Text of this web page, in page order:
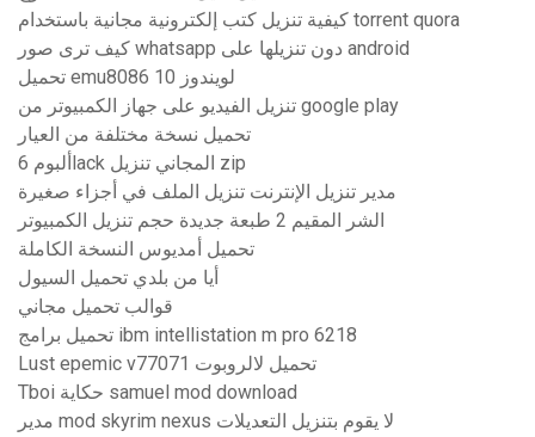
كيفية تنزيل كتب إلكترونية مجانية باستخدام torrent quora
كيف ترى صور whatsapp دون تنزيلها على android
تحميل emu8086 لويندوز 10
تنزيل الفيديو على جهاز الكمبيوتر من google play
تحميل نسخة مختلفة من العيار
ألبوم 6lack المجاني تنزيل zip
مدير تنزيل الإنترنت تنزيل الملف في أجزاء صغيرة
الشر المقيم 2 طبعة جديدة حجم تنزيل الكمبيوتر
تحميل أمديوس النسخة الكاملة
أيا من بلدي تحميل السيول
قوالب تحميل مجاني
تحميل برامج ibm intellistation m pro 6218
Lust epemic v77071 تحميل لالروبوت
Tboi حكاية samuel mod download
مدير mod skyrim nexus لا يقوم بتنزيل التعديلات